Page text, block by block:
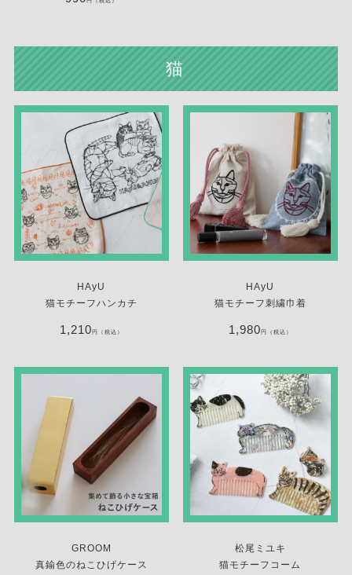
猫
HAyU
猫モチーフハンカチ
1,210円（税込）
HAyU
猫モチーフ刺繍巾着
1,980円（税込）
GROOM
真鍮色のねこひげケース
松尾ミユキ
猫モチーフコーム